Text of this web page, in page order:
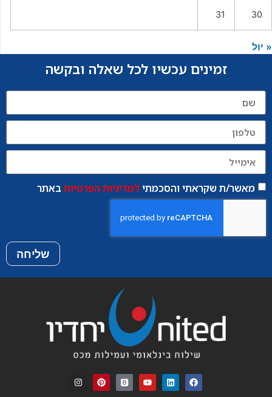
30
31
« יול
זמינים עכשיו לכל שאלה ובקשה
מאשר/ת שקראתי והסכמתילמדיניות הפרטיותבאתר
שליחה